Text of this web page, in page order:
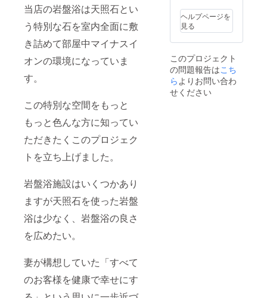
当店の岩盤浴は天照石とい
う特別な石を室内全面に敷
き詰めて部屋中マイナスイ
オンの環境になっていま
す。
この特別な空間をもっと
もっと色んな方に知ってい
ただきたくこのプロジェク
トを立ち上げました。
岩盤浴施設はいくつかあり
ますが天照石を使った岩盤
浴は少なく、岩盤浴の良さ
を広めたい。
妻が構想していた「すべて
のお客様を健康で幸せにす
ヘルプページを
見る
このプロジェクト
の問題報告はこち
ら よりお問い合わ
せください